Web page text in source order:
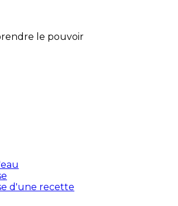
le pouvoir
d'une recette